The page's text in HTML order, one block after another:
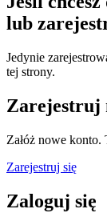
lub
Jedynie
tej strony.
Zarejestruj
Załóż nowe konto.
Zarejestruj się
Zaloguj się